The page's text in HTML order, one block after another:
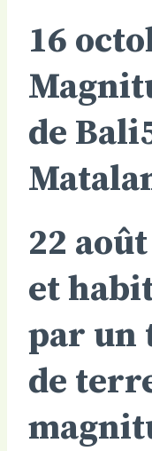
16
de Bali
22
et
par un
de